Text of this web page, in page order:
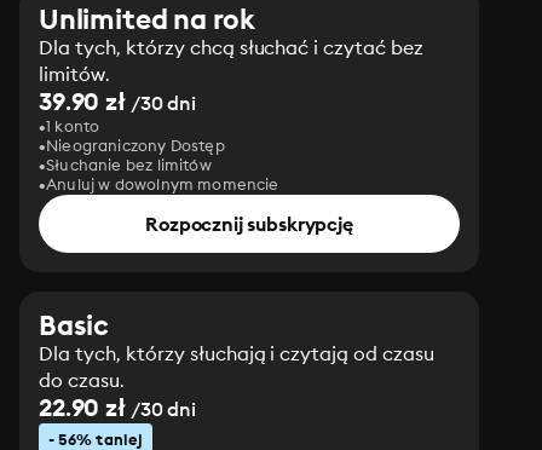
Unlimited na rok
Dla tych, którzy chcą słuchać i czytać bez
limitów.
39.90 zł/30 dni
1 konto
Nieograniczony Dostęp
Słuchanie bez limitów
Anuluj w dowolnym momencie
Rozpocznij subskrypcję
Basic
Dla tych, którzy słuchają i czytają od czasu
do czasu.
22.90 zł/30 dni
- 56% taniej